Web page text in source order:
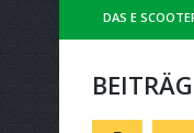
DAS E